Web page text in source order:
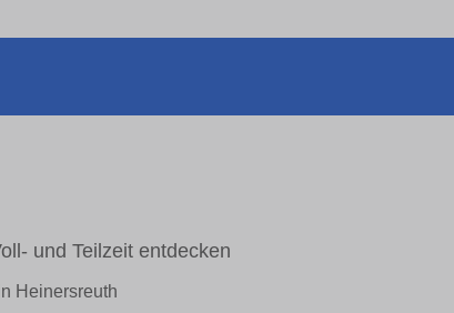
und Teilzeit entdecken
Heinersreuth